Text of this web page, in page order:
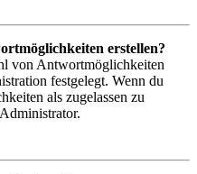
erstellen?
von Antwortmöglichkeiten
festgelegt. Wenn du
als zugelassen zu